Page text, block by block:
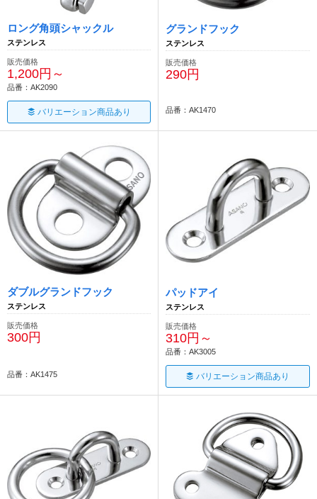
ロング角頭シャックル
ステンレス
販売価格
1,200円～
品番：AK2090
バリエーション商品あり
グランドフック
ステンレス
販売価格
290円
品番：AK1470
ダブルグランドフック
ステンレス
販売価格
300円
品番：AK1475
パッドアイ
ステンレス
販売価格
310円～
品番：AK3005
バリエーション商品あり